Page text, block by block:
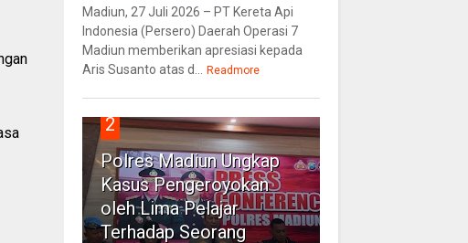
Madiun, 27 Juli 2026 – PT Kereta Api
Indonesia (Persero) Daerah Operasi 7
Madiun memberikan apresiasi kepada
Aris Susanto atas d...
Readmore
2
Polres Madiun Ungkap
Kasus Pengeroyokan
oleh Lima Pelajar
Terhadap Seorang